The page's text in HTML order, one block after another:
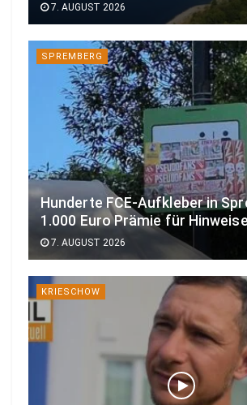
7. AUGUST 2026
SPREMBERG
Hunderte FCE-Aufkleber in
1.000 Euro Prämie für Hinweise
7. AUGUST 2026
KRIESCHOW